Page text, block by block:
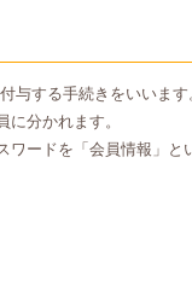
与する手続きをいいます
分かれます。
ワードを「会員情報」と